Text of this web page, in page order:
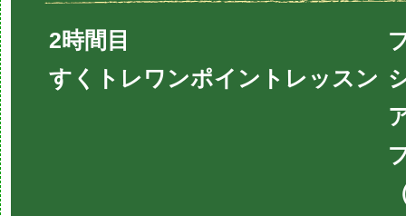
2時間目
すくトレワンポイントレッスン